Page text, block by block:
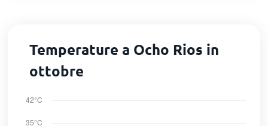
Temperature a Ocho Rios in
ottobre